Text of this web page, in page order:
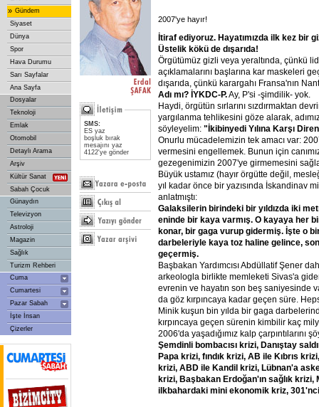
» Gündem
Siyaset
Dünya
Spor
Hava Durumu
Sarı Sayfalar
Ana Sayfa
Dosyalar
Teknoloji
Emlak
Otomobil
Detaylı Arama
Arşiv
Kültür Sanat
Sabah Çocuk
Günaydın
Televizyon
Astroloji
Magazin
Sağlık
Turizm Rehberi
Cuma
Cumartesi
Pazar Sabah
İşte İnsan
Çizerler
SMS:
ES yaz
boşluk bırak
mesajını yaz
4122'ye gönder
2007'ye hayır!
İtiraf ediyoruz. Hayatımızda ilk kez bir
Üstelik kökü de dışarıda!
Örgütümüz gizli veya yeraltında, çünkü
açıklamalarını başlarına kar maskeleri
dışarıda, çünkü karargahı Fransa'nın
Adı mı? İYKDC-P.Ay, P'si -şimdilik- yok.
Haydi, örgütün sırlarını sızdırmaktan
yargılanma tehlikesini göze alarak,
söyleyelim: "İkibinyedi Yılına Karşı
Onurlu mücadelemizin tek amacı var:
vermesini engellemek. Bunun için
gezegenimizin 2007'ye girmemesini
Büyük ustamız (hayır örgütte değil,
yıl kadar önce bir yazısında İskandinav
anlatmıştı:
Galaksilerin birindeki bir yıldızda iki
eninde bir kaya varmış. O kayaya her
konar, bir gaga vurup gidermiş. İşte o
darbeleriyle kaya toz haline gelince,
geçermiş.
Başbakan Yardımcısı Abdüllatif Şener
arkeologla birlikte memleketi Sivas'a
evrenin ve hayatın son beş saniyesinde
da göz kırpıncaya kadar geçen süre.
Minik kuşun bin yılda bir gaga
kırpıncaya geçen sürenin kimbilir kaç
2006'da yaşadığımız kalp çarpıntılarını
Şemdinli bombacısı krizi, Danıştay
Papa krizi, fındık krizi, AB ile Kıbrıs krizi,
krizi, ABD ile Kandil krizi, Lübnan'a
krizi, Başbakan Erdoğan'ın sağlık krizi,
ilkbahardaki mini ekonomik kriz, 301'nci